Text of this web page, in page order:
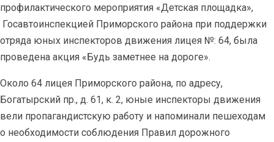
профилактического мероприятия «Детская площадка»,
Госавтоинспекцией Приморского района при поддержки
отряда юных инспекторов движения лицея №: 64, была
проведена акция «Будь заметнее на дороге».
Около 64 лицея Приморского района, по адресу,
Богатырский пр., д. 61, к. 2, юные инспекторы движения
вели пропагандистскую работу и напоминали пешеходам
о необходимости соблюдения Правил дорожного